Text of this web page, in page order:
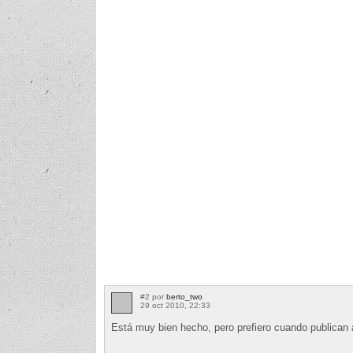
#2 por berto_two
29 oct 2010, 22:33
Está muy bien hecho, pero prefiero cuando publican